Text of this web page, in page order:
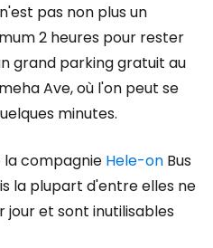
pas non plus un
2 heures pour rester
grand parking gratuit au
Ave, où l'on peut se
minutes.
la compagnie Hele-on Bus
la plupart d'entre elles ne
jour et sont inutilisables